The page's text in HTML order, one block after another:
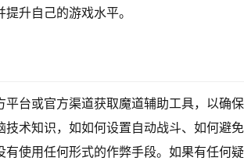
升自己的游戏水平。
台或官方渠道获取魔道辅助工具，以确
术知识，如如何设置自动战斗、如何避
有使用任何形式的作弊手段。如果有任何